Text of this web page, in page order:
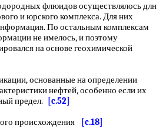
флюидов осуществлялось длн
и юрского комплекса. Для них
По остальным комплексам
не имелось, и поэтому
на основе геохимической
основанные на определении
нефтей, особенно если их
предел.
[c.52]
происхождения
[c.18]